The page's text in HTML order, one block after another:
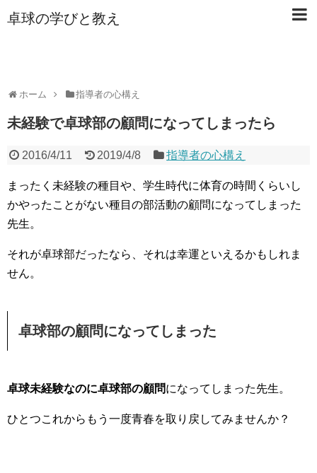
卓球の学びと教え
ホーム 指導者の心構え
未経験で卓球部の顧問になってしまったら
2016/4/11 2019/4/8 指導者の心構え
まったく未経験の種目や、学生時代に体育の時間くらいし
かやったことがない種目の部活動の顧問になってしまった
先生。
それが卓球部だったなら、それは幸運といえるかもしれま
せん。
卓球部の顧問になってしまった
卓球未経験なのに卓球部の顧問になってしまった先生。
ひとつこれからもう一度青春を取り戻してみませんか？